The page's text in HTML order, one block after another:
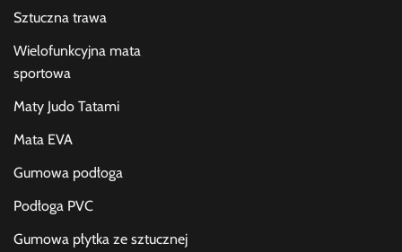
Sztuczna trawa
Wielofunkcyjna mata
sportowa
Maty Judo Tatami
Mata EVA
Gumowa podłoga
Podłoga PVC
Gumowa płytka ze sztucznej